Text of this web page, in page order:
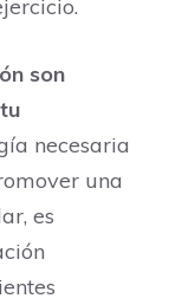
son
necesaria
una
es